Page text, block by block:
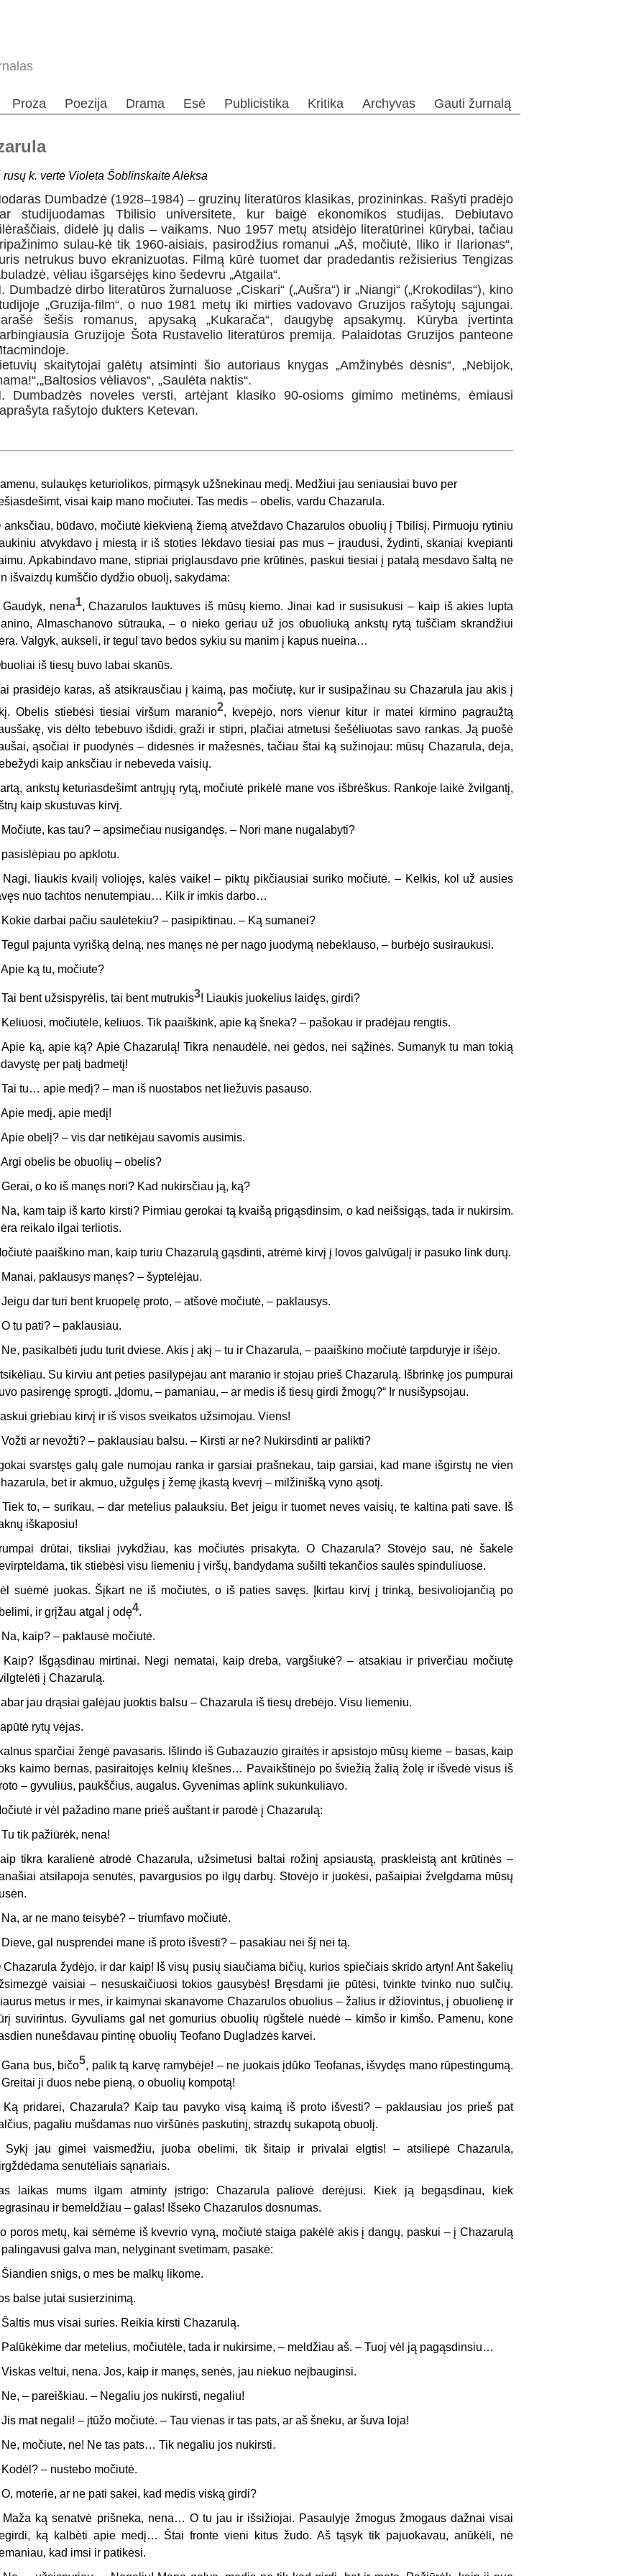
Proza Poezija Drama Esė Publicistika Kritika Archyvas Gauti žurnalą
rusų k. vertė Violeta Šoblinskaitė Aleksa
Dumbadzė (1928–1984) – gruzinų literatūros klasikas, prozininkas. Rašyti pradėjo
studijuodamas Tbilisio universitete, kur baigė ekonomikos studijas. Debiutavo
didelė jų dalis – vaikams. Nuo 1957 metų atsidėjo literatūrinei kūrybai, tačiau
sulau-kė tik 1960-aisiais, pasirodžius romanui „Aš, močiutė, Iliko ir Ilarionas“,
netrukus buvo ekranizuotas. Filmą kūrė tuomet dar pradedantis režisierius Tengizas
vėliau išgarsėjęs kino šedevru „Atgaila“.
Dumbadzė dirbo literatūros žurnaluose „Ciskari“ („Aušra“) ir „Niangi“ („Krokodilas“), kino
„Gruzija-film“, o nuo 1981 metų iki mirties vadovavo Gruzijos rašytojų sąjungai.
šešis romanus, apysaką „Kukarača“, daugybę apsakymų. Kūryba įvertinta
Gruzijoje Šota Rustavelio literatūros premija. Palaidotas Gruzijos panteone
skaitytojai galėtų atsiminti šio autoriaus knygas „Amžinybės dėsnis“, „Nebijok,
vėliavos“, „Saulėta naktis“.
Dumbadzės noveles versti, artėjant klasiko 90-osioms gimimo metinėms, ėmiausi
rašytojo dukters Ketevan.
sulaukęs keturiolikos, pirmąsyk užšnekinau medį. Medžiui jau seniausiai buvo per
visai kaip mano močiutei. Tas medis – obelis, vardu Chazarula.
anksčiau, būdavo, močiutė kiekvieną žiemą atveždavo Chazarulos obuolių į Tbilisį. Pirmuoju rytiniu
atvykdavo į miestą ir iš stoties lėkdavo tiesiai pas mus – įraudusi, žydinti, skaniai kvepianti
Apkabindavo mane, stipriai priglausdavo prie krūtinės, paskui tiesiai į patalą mesdavo šaltą ne
išvaizdų kumščio dydžio obuolį, sakydama:
Gaudyk, nena1, Chazarulos lauktuves iš mūsų kiemo. Jinai kad ir susisukusi – kaip iš akies lupta
Almaschanovo sūtrauka, – o nieko geriau už jos obuoliuką ankstų rytą tuščiam skrandžiui
Valgyk, aukseli, ir tegul tavo bėdos sykiu su manim į kapus nueina…
iš tiesų buvo labai skanūs.
prasidėjo karas, aš atsikrausčiau į kaimą, pas močiutę, kur ir susipažinau su Chazarula jau akis į
Obelis stiebėsi tiesiai viršum maranio2, kvepėjo, nors vienur kitur ir matei kirmino pagraužtą
vis dėlto tebebuvo išdidi, graži ir stipri, plačiai atmetusi šešėliuotas savo rankas. Ją puošė
ąsočiai ir puodynės – didesnės ir mažesnės, tačiau štai ką sužinojau: mūsų Chazarula, deja,
kaip anksčiau ir nebeveda vaisių.
ankstų keturiasdešimt antrųjų rytą, močiutė prikėlė mane vos išbrėškus. Rankoje laikė žvilgantį,
kaip skustuvas kirvį.
kas tau? – apsimečiau nusigandęs. – Nori mane nugalabyti?
pasislėpiau po apklotu.
Nagi, liaukis kvailį voliojęs, kalės vaike! – piktų pikčiausiai suriko močiutė. – Kelkis, kol už ausies
nuo tachtos nenutempiau… Kilk ir imkis darbo…
darbai pačiu saulėtekiu? – pasipiktinau. – Ką sumanei?
pajunta vyrišką delną, nes manęs nė per nago juodymą nebeklauso, – burbėjo susiraukusi.
ką tu, močiute?
Tai bent užsispyrėlis, tai bent mutrukis3! Liaukis juokelius laidęs, girdi?
močiutėle, keliuos. Tik paaiškink, apie ką šneka? – pašokau ir pradėjau rengtis.
ką, apie ką? Apie Chazarulą! Tikra nenaudėlė, nei gėdos, nei sąžinės. Sumanyk tu man tokią
per patį badmetį!
tu… apie medį? – man iš nuostabos net liežuvis pasauso.
medį, apie medį!
obelį? – vis dar netikėjau savomis ausimis.
obelis be obuolių – obelis?
o ko iš manęs nori? Kad nukirsčiau ją, ką?
kam taip iš karto kirsti? Pirmiau gerokai tą kvaišą prigąsdinsim, o kad neišsigąs, tada ir nukirsim.
reikalo ilgai terliotis.
paaiškino man, kaip turiu Chazarulą gąsdinti, atrėmė kirvį į lovos galvūgalį ir pasuko link durų.
paklausys manęs? – šyptelėjau.
dar turi bent kruopelę proto, – atšovė močiutė, – paklausys.
tu pati? – paklausiau.
pasikalbėti judu turit dviese. Akis į akį – tu ir Chazarula, – paaiškino močiutė tarpduryje ir išėjo.
Su kirviu ant peties pasilypėjau ant maranio ir stojau prieš Chazarulą. Išbrinkę jos pumpurai
pasirengę sprogti. „Įdomu, – pamaniau, – ar medis iš tiesų girdi žmogų?“ Ir nusišypsojau.
griebiau kirvį ir iš visos sveikatos užsimojau. Viens!
Vožti ar nevožti? – paklausiau balsu. – Kirsti ar ne? Nukirsdinti ar palikti?
svarstęs galų gale numojau ranka ir garsiai prašnekau, taip garsiai, kad mane išgirstų ne vien
bet ir akmuo, užgulęs į žemę įkastą kvevrį – milžinišką vyno ąsotį.
to, – surikau, – dar metelius palauksiu. Bet jeigu ir tuomet neves vaisių, te kaltina pati save. Iš
iškaposiu!
drūtai, tiksliai įvykdžiau, kas močiutės prisakyta. O Chazarula? Stovėjo sau, nė šakele
tik stiebėsi visu liemeniu į viršų, bandydama sušilti tekančios saulės spinduliuose.
suėmė juokas. Šįkart ne iš močiutės, o iš paties savęs. Įkirtau kirvį į trinką, besivoliojančią po
ir grįžau atgal į odę4.
kaip? – paklausė močiutė.
Kaip? Išgąsdinau mirtinai. Negi nematai, kaip dreba, vargšiukė? – atsakiau ir priverčiau močiutę
į Chazarulą.
jau drąsiai galėjau juoktis balsu – Chazarula iš tiesų drebėjo. Visu liemeniu.
rytų vėjas.
kalnus sparčiai žengė pavasaris. Išlindo iš Gubazauzio giraitės ir apsistojo mūsų kieme – basas, kaip
kaimo bernas, pasiraitojęs kelnių klešnes… Pavaikštinėjo po šviežią žalią žolę ir išvedė visus iš
– gyvulius, paukščius, augalus. Gyvenimas aplink sukunkuliavo.
ir vėl pažadino mane prieš auštant ir parodė į Chazarulą:
tik pažiūrėk, nena!
tikra karalienė atrodė Chazarula, užsimetusi baltai rožinį apsiaustą, praskleistą ant krūtinės –
atsilapoja senutės, pavargusios po ilgų darbų. Stovėjo ir juokėsi, pašaipiai žvelgdama mūsų
ar ne mano teisybė? – triumfavo močiutė.
gal nusprendei mane iš proto išvesti? – pasakiau nei šį nei tą.
Chazarula žydėjo, ir dar kaip! Iš visų pusių siaučiama bičių, kurios spiečiais skrido artyn! Ant šakelių
vaisiai – nesuskaičiuosi tokios gausybės! Bręsdami jie pūtėsi, tvinkte tvinko nuo sulčių.
metus ir mes, ir kaimynai skanavome Chazarulos obuolius – žalius ir džiovintus, į obuolienę ir
suvirintus. Gyvuliams gal net gomurius obuolių rūgštelė nuėdė – kimšo ir kimšo. Pamenu, kone
nunešdavau pintinę obuolių Teofano Dugladzės karvei.
Gana bus, bičo5, palik tą karvę ramybėje! – ne juokais įdūko Teofanas, išvydęs mano rūpestingumą.
ji duos nebe pieną, o obuolių kompotą!
Ką pridarei, Chazarula? Kaip tau pavyko visą kaimą iš proto išvesti? – paklausiau jos prieš pat
pagaliu mušdamas nuo viršūnės paskutinį, strazdų sukapotą obuolį.
Sykį jau gimei vaismedžiu, juoba obelimi, tik šitaip ir privalai elgtis! – atsiliepė Chazarula,
senutėliais sąnariais.
laikas mums ilgam atminty įstrigo: Chazarula paliovė derėjusi. Kiek ją begąsdinau, kiek
ir bemeldžiau – galas! Išseko Chazarulos dosnumas.
poros metų, kai sėmėme iš kvevrio vyną, močiutė staiga pakėlė akis į dangų, paskui – į Chazarulą
palingavusi galva man, nelyginant svetimam, pasakė:
snigs, o mes be malkų likome.
balse jutai susierzinimą.
mus visai suries. Reikia kirsti Chazarulą.
dar metelius, močiutėle, tada ir nukirsime, – meldžiau aš. – Tuoj vėl ją pagąsdinsiu…
veltui, nena. Jos, kaip ir manęs, senės, jau niekuo neįbauginsi.
– pareiškiau. – Negaliu jos nukirsti, negaliu!
mat negali! – įtūžo močiutė. – Tau vienas ir tas pats, ar aš šneku, ar šuva loja!
močiute, ne! Ne tas pats… Tik negaliu jos nukirsti.
– nustebo močiutė.
moterie, ar ne pati sakei, kad medis viską girdi?
Maža ką senatvė prišneka, nena… O tu jau ir išsižiojai. Pasaulyje žmogus žmogaus dažnai visai
ką kalbėti apie medį… Štai fronte vieni kitus žudo. Aš tąsyk tik pajuokavau, anūkėli, nė
kad imsi ir patikėsi.